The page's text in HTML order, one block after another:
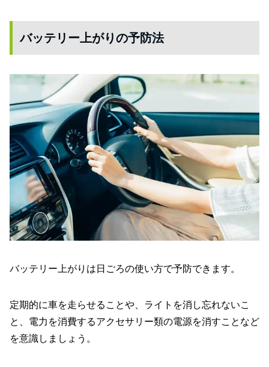
バッテリー上がりの予防法
バッテリー上がりは日ごろの使い方で予防できます。
定期的に車を走らせることや、ライトを消し忘れないこ
と、電力を消費するアクセサリー類の電源を消すことなど
を意識しましょう。